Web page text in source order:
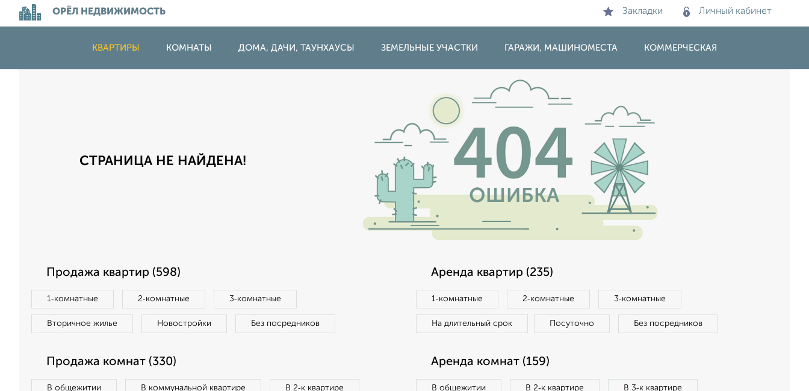
ОРЁЛ НЕДВИЖИМОСТЬ Закладки Личный кабинет
КВАРТИРЫ КОМНАТЫ ДОМА, ДАЧИ, ТАУНХАУСЫ ЗЕМЕЛЬНЫЕ УЧАСТКИ ГАРАЖИ, МАШИНОМЕСТА КОММЕРЧЕСКАЯ
СТРАНИЦА НЕ НАЙДЕНА!
Продажа квартир (598)
1‑комнатные 2‑комнатные 3‑комнатные
Вторичное жилье Новостройки Без посредников
Аренда квартир (235)
1‑комнатные 2‑комнатные 3‑комнатные
На длительный срок Посуточно Без посредников
Продажа комнат (330)
В общежитии В коммунальной квартире В 2‑к квартире
Аренда комнат (159)
В общежитии В 2‑к квартире В 3‑к квартире